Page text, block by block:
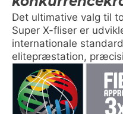
Det ultimative valg til
Super X-fliser er
internationale
elitepræstation,